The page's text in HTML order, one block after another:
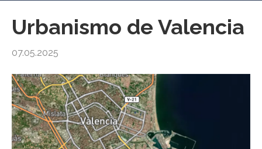
Urbanismo de Valencia
07.05.2025